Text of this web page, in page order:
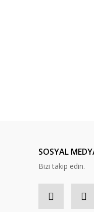
SOSYAL
Bizi takip edin.